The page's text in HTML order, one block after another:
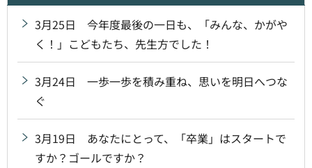
3月25日 今年度最後の一日も、「みんな、かがや
く！」こどもたち、先生方でした！
3月24日 一歩一歩を積み重ね、思いを明日へつな
ぐ
3月19日 あなたにとって、「卒業」はスタートで
すか？ゴールですか？